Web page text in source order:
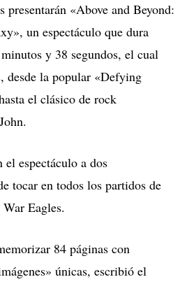
presentarán «Aboveand Beyond:
», un espectáculo que dura
y 38 segundos, el cual
desde la popular «Defying
el clásico de rock
espectáculo a dos
tocar en todos los partidos de
War Eagles.
84 páginas con
» únicas, escribió el